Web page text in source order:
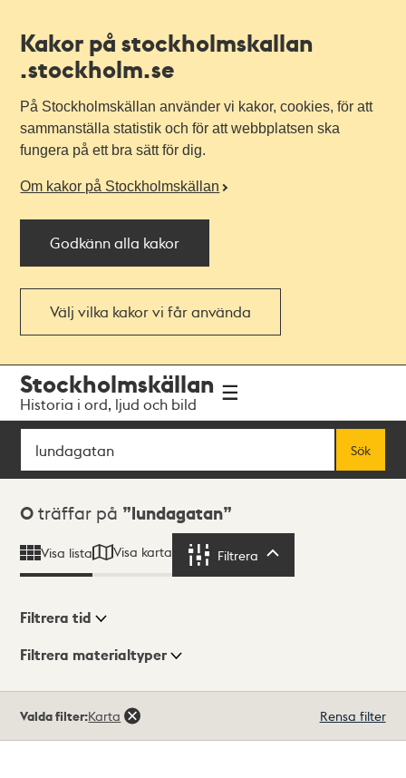
Kakor på stockholmskallan
.stockholm.se
På Stockholmskällan använder vi kakor, cookies, för att
sammanställa statistik och för att webbplatsen ska
fungera på ett bra sätt för dig.
Om kakor på Stockholmskällan
Godkänn alla kakor
Välj vilka kakor vi får använda
navigationen
huvudinnehållet
Stockholmskällan
Historia i ord, ljud och bild
Sök
Sök
Sökresultat
0 träffar på lundagatan
Visa lista Visa karta Filtrera
Visningsläge
Filtrera tid
Filtrera materialtyper
träffar
Valda filter:Karta Rensa filter